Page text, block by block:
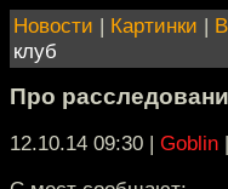
Новости | Картинки |
клуб
Про
12.10.14 09:30 | Goblin |